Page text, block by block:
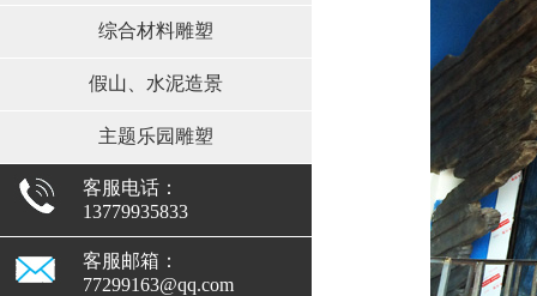
综合材料雕塑
假山、水泥造景
主题乐园雕塑
客服电话：
13779935833
客服邮箱：
77299163@qq.com